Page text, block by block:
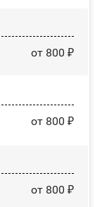
от 800 ₽
от 800 ₽
от 800 ₽